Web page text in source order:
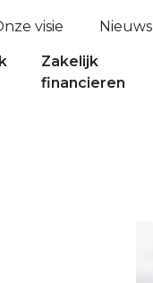
visie Nieuws
Zakelijk
financieren